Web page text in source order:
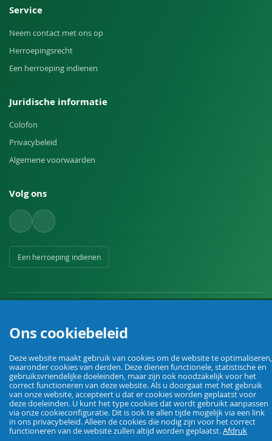
Service
Neem contact met ons op
Herroepingsrecht
Een herroeping indienen
Juridische informatie
Colofon
Privacybeleid
Algemene voorwaarden
Volg ons
Een herroeping indienen
© Agrarking. Alle rechten voorbehouden.
Algemene voorwaardenPrivacybeleidHerroepingsrechtColofon
Ons cookiebeleid
Deze website maakt gebruik van cookies om de website te optimaliseren,
waaronder cookies van derden. Deze dienen functionele, statistische en
gebruiksvriendelijke doeleinden, maar zijn ook noodzakelijk voor het
correct functioneren van deze website. Als u doorgaat met het gebruik
van onze website, accepteert u dat er cookies worden geplaatst voor
deze doeleinden. U kunt het type cookies dat wordt gebruikt aanpassen
via onze cookieconfiguratie. Dit is ook te allen tijde mogelijk via een link
in ons privacybeleid. Alleen de cookies die nodig zijn voor het correct
functioneren van de website zullen altijd worden geplaatst.Afdruk